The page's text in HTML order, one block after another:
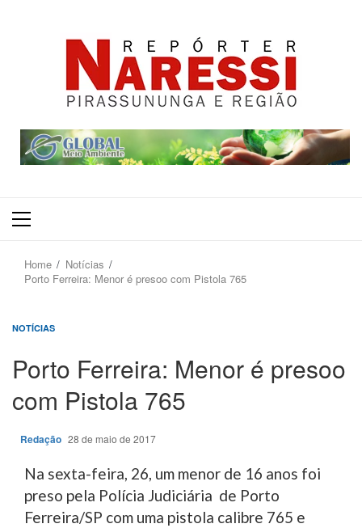
Primary
Home
Notícias
Porto Ferreira: Menor é presoo com Pistola 765
NOTÍCIAS
Porto Ferreira: Menor é presoo
com Pistola 765
Redação 28 de maio de 2017
Na sexta-feira, 26, um menor de 16 anos foi
preso pela Polícia Judiciária de Porto
Ferreira/SP com uma pistola calibre 765 e